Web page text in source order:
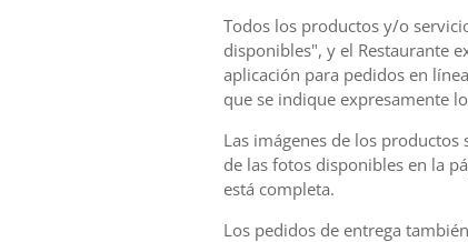
Todos los productos y/o
disponibles", y el Restaurante
aplicación para pedidos en
que se indique expresamente
Las imágenes de los
de las fotos disponibles en la
está completa.
Los pedidos de entrega